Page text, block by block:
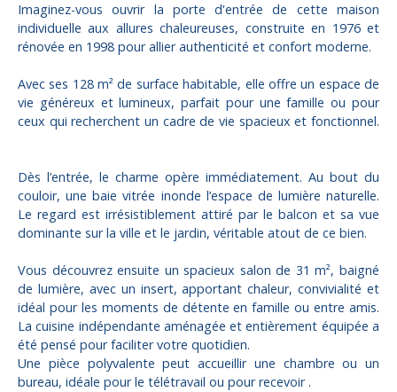
Imaginez-vous ouvrir la porte d'entrée de cette maison
individuelle aux allures chaleureuses, construite en 1976 et
rénovée en 1998 pour allier authenticité et confort moderne.
Avec ses 128 m² de surface habitable, elle offre un espace de
vie généreux et lumineux, parfait pour une famille ou pour
ceux qui recherchent un cadre de vie spacieux et fonctionnel.
Dès l’entrée, le charme opère immédiatement. Au bout du
couloir, une baie vitrée inonde l’espace de lumière naturelle.
Le regard est irrésistiblement attiré par le balcon et sa vue
dominante sur la ville et le jardin, véritable atout de ce bien.
Vous découvrez ensuite un spacieux salon de 31 m², baigné
de lumière, avec un insert, apportant chaleur, convivialité et
idéal pour les moments de détente en famille ou entre amis.
La cuisine indépendante aménagée et entièrement équipée a
été pensé pour faciliter votre quotidien.
Une pièce polyvalente peut accueillir une chambre ou un
bureau, idéale pour le télétravail ou pour recevoir .